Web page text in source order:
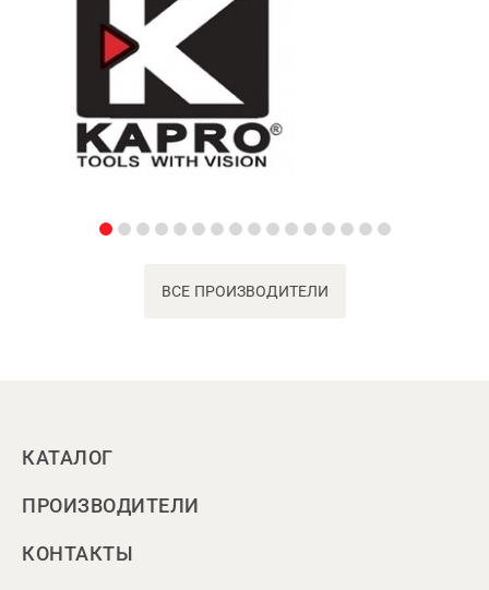
ВСЕ ПРОИЗВОДИТЕЛИ
КАТАЛОГ
ПРОИЗВОДИТЕЛИ
КОНТАКТЫ